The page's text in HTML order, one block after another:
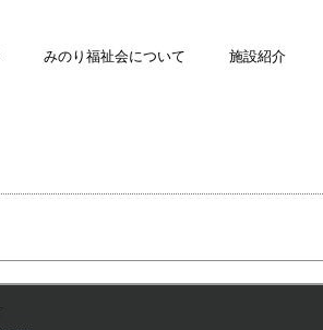
みのり福祉会について 施設紹介